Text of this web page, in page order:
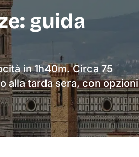
guida
in 1h40m. Circa 75
alla tarda sera, con opzioni